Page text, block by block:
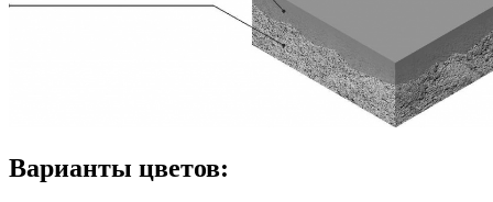
Варианты цветов: